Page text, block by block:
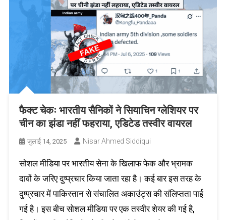
फैक्ट चेकः भारतीय सैनिकों ने सियाचिन ग्लेशियर पर
चीन का झंडा नहीं फहराया, एडिटेड तस्वीर वायरल
जुलाई 14, 2025 Nisar Ahmed Siddiqui
सोशल मीडिया पर भारतीय सेना के खिलाफ फेक और भ्रामक
दावों के जरिए दुष्प्रचार किया जाता रहा है। कई बार इस तरह के
दुष्प्रचार में पाकिस्तान से संचालित अकाउंट्स की संलिप्तता पाई
गई है। इस बीच सोशल मीडिया पर एक तस्वीर शेयर की गई है,